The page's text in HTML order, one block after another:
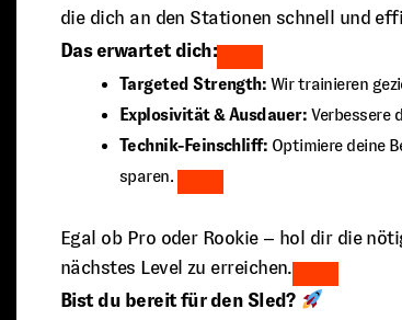
die dich an den Stationen schnell und
Das erwartet dich:
Targeted Strength: Wir trainieren
Explosivität & Ausdauer: Verbessere
Technik-Feinschliff: Optimiere deine
sparen.
Egal ob Pro oder Rookie – hol dir die
nächstes Level zu erreichen.
Bist du bereit für den Sled?